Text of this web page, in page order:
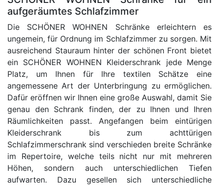
aufgeräumtes Schlafzimmer
Die SCHÖNER WOHNEN Schränke erleichtern es
ungemein, für Ordnung im Schlafzimmer zu sorgen. Mit
ausreichend Stauraum hinter der schönen Front bietet
ein SCHÖNER WOHNEN Kleiderschrank jede Menge
Platz, um Ihnen für Ihre textilen Schätze eine
angemessene Art der Unterbringung zu ermöglichen.
Dafür eröffnen wir Ihnen eine große Auswahl, damit Sie
genau den Schrank finden, der zu Ihnen und Ihren
Räumlichkeiten passt. Angefangen beim eintürigen
Kleiderschrank bis zum achttürigen
Schlafzimmerschrank sind verschieden breite Schränke
im Repertoire, welche teils nicht nur mit mehreren
Höhen, sondern auch unterschiedlichen Tiefen
aufwarten. Dazu gesellen sich unterschiedliche